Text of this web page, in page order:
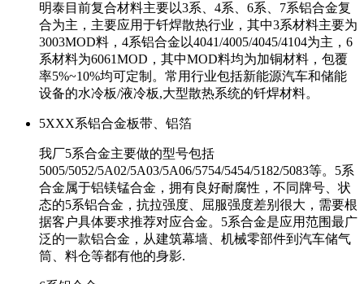
明泰目前复合材料主要以3系、4系、6系、7系铝合金复
合为主，主要应用于钎焊散热行业，其中3系材料主要为
3003MOD料，4系铝合金以4041/4005/4045/4104为主，6
系材料为6061MOD，其中MOD料均为加铜材料，包覆
率5%~10%均可定制。常用行业包括新能源汽车和储能
设备的水冷板/液冷板,大型散热系统的钎焊材料。
5XXX系铝合金板带、铝箔
我厂5系合金主要做的型号包括
5005/5052/5A02/5A03/5A06/5754/5454/5182/5083等。5系
合金属于铝镁锰合金，拥有良好耐腐性，不同牌号、状
态的5系铝合金，抗拉强度、屈服强度差别很大，需要根
据客户具体要求推荐对应合金。5系合金是应用范围最广
泛的一款铝合金，从建筑幕墙、机械零部件到汽车储气
筒、料仓等都有他的身影.